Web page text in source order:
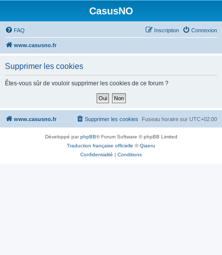
CasusNO
FAQ Connexion
Inscription
www.casusno.fr
Supprimer les cookies
Êtes-vous sûr de vouloir supprimer les cookies de ce forum ?
www.casusno.fr Fuseau horaire sur UTC+02:00
Supprimer les cookies
Développé parphpBB® Forum Software © phpBB Limited
Traduction française officielle ©Qiaeru
Confidentialité | Conditions